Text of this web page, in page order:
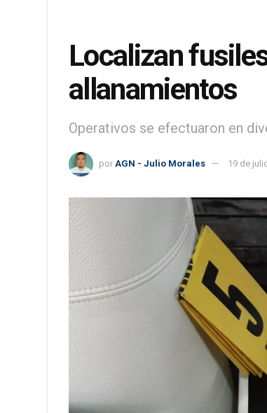
Localizan
allanamientos
Operativos se efectuaron en
por AGN - Julio Morales 19 de